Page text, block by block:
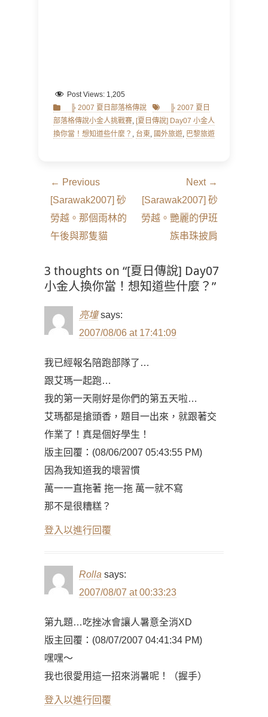
Post Views: 1,205
Categories
╠ 2007 夏日部落格傳說 Tags ╠ 2007 夏日
部落格傳說小金人挑戰賽, [夏日傳說] Day07 小金人
換你當！想知道些什麼？ , 台東, 國外旅遊, 巴黎旅遊
文
章
導
覽
← Previous
Previous
post:
[Sarawak2007] 砂
勞越。那個雨林的
午後與那隻貓
Next →
Next
post:
[Sarawak2007] 砂
勞越。艷麗的伊班
族串珠披肩
3 thoughts on “[夏日傳說] Day07
小金人換你當！想知道些什麼？”
亮墥 says:
2007/08/06 at 17:41:09
我已經報名陪跑部隊了…
跟艾瑪一起跑…
我的第一天剛好是你們的第五天啦…
艾瑪都是搶頭香，題目一出來，就跟著交
作業了！真是個好學生！
版主回覆：(08/06/2007 05:43:55 PM)
因為我知道我的壞習慣
萬一一直拖著 拖一拖 萬一就不寫
那不是很糟糕？
登入以進行回覆
Rolla says:
2007/08/07 at 00:33:23
第九題…吃挫冰會讓人暑意全消XD
版主回覆：(08/07/2007 04:41:34 PM)
嘿嘿～
我也很愛用這一招來消暑呢！（握手）
登入以進行回覆